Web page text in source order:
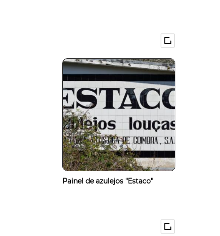
Painel de azulejos "Estaco"